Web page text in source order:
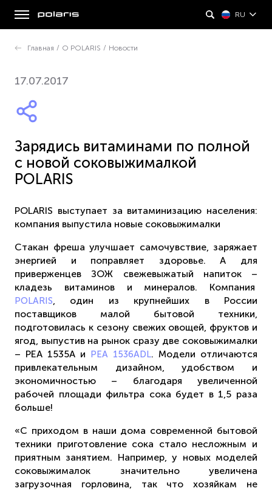
RU
Главная / О POLARIS / Новости
17.07.2017
Зарядись витаминами по полной
с новой соковыжималкой
POLARIS
POLARIS выступает за витаминизацию населения:
компания выпустила новые соковыжималки
Стакан фреша улучшает самочувствие, заряжает
энергией и поправляет здоровье. А для
приверженцев ЗОЖ свежевыжатый напиток –
кладезь витаминов и минералов. Компания
POLARIS, один из крупнейших в России
поставщиков малой бытовой техники,
подготовилась к сезону свежих овощей, фруктов и
ягод, выпустив на рынок сразу две соковыжималки
– РЕА 1535А и РЕА 1536ADL. Модели отличаются
привлекательным дизайном, удобством и
экономичностью – благодаря увеличенной
рабочей площади фильтра сока будет в 1,5 раза
больше!
«С приходом в наши дома современной бытовой
техники приготовление сока стало несложным и
приятным занятием. Например, у новых моделей
соковыжималок значительно увеличена
загрузочная горловина, так что хозяйкам не